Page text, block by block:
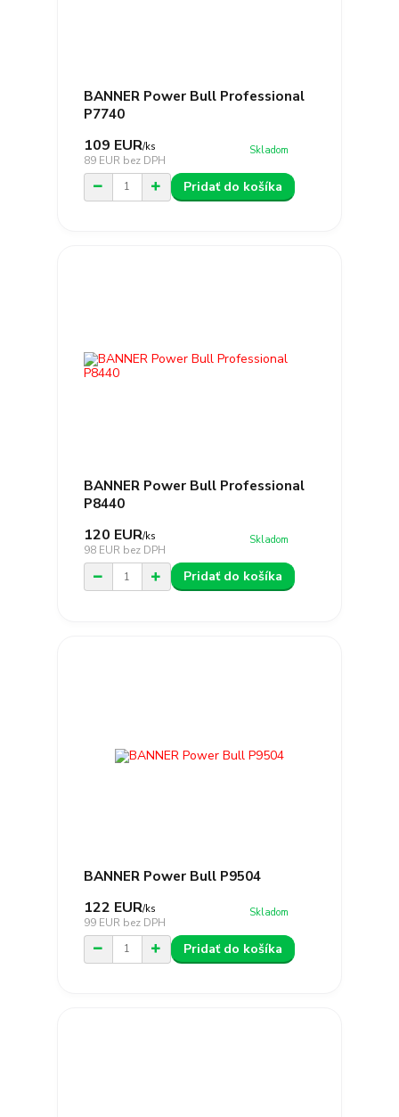
BANNER Power Bull Professional
P7740
109 EUR/ks
89 EUR bez DPH
Skladom
Pridať do košíka
BANNER Power Bull Professional
P8440
120 EUR/ks
98 EUR bez DPH
Skladom
Pridať do košíka
BANNER Power Bull P9504
122 EUR/ks
99 EUR bez DPH
Skladom
Pridať do košíka